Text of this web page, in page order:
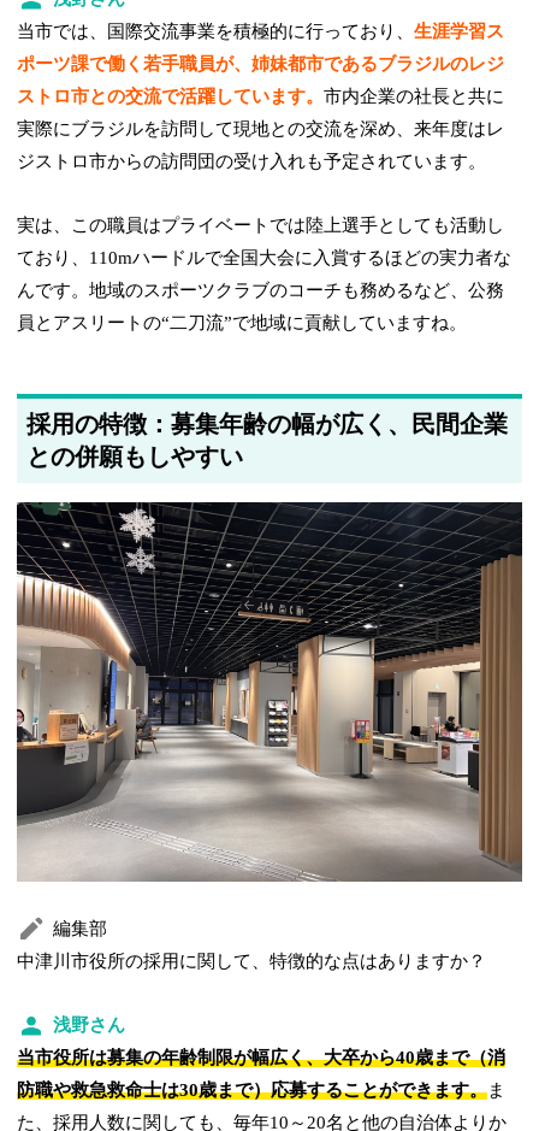
当市では、国際交流事業を積極的に行っており、生涯学習ス
ポーツ課で働く若手職員が、姉妹都市であるブラジルのレジ
ストロ市との交流で活躍しています。市内企業の社長と共に
実際にブラジルを訪問して現地との交流を深め、来年度はレ
ジストロ市からの訪問団の受け入れも予定されています。
実は、この職員はプライベートでは陸上選手としても活動し
ており、110mハードルで全国大会に入賞するほどの実力者な
んです。地域のスポーツクラブのコーチも務めるなど、公務
員とアスリートの“二刀流”で地域に貢献していますね。
採用の特徴：募集年齢の幅が広く、民間企業
との併願もしやすい
編集部
中津川市役所の採用に関して、特徴的な点はありますか？
浅野さん
当市役所は募集の年齢制限が幅広く、大卒から40歳まで（消
防職や救急救命士は30歳まで）応募することができます。ま
た、採用人数に関しても、毎年10～20名と他の自治体よりか